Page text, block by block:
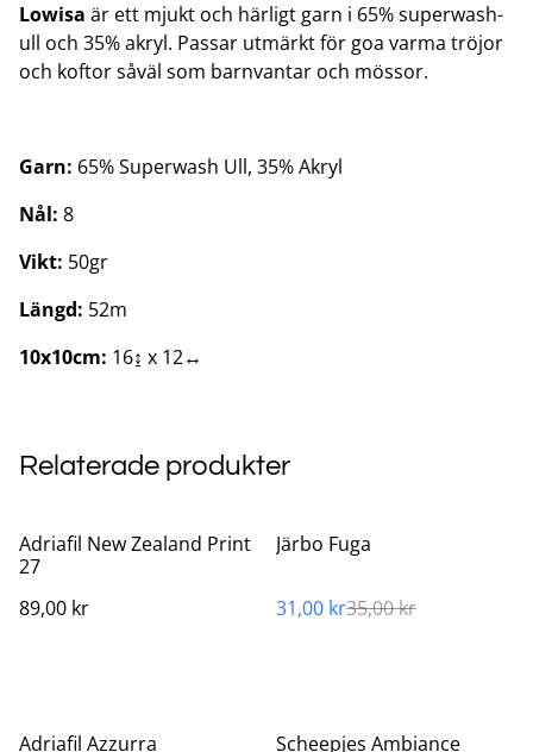
Lowisa är ett mjukt och härligt garn i 65% superwash-
ull och 35% akryl. Passar utmärkt för goa varma tröjor
och koftor såväl som barnvantar och mössor.
Garn: 65% Superwash Ull, 35% Akryl
Nål: 8
Vikt: 50gr
Längd: 52m
10x10cm: 16↨ x 12↔
Relaterade produkter
Adriafil New Zealand Print
27
89,00 kr
%
Järbo Fuga
31,00 kr35,00 kr
Adriafil Azzurra Scheepjes Ambiance